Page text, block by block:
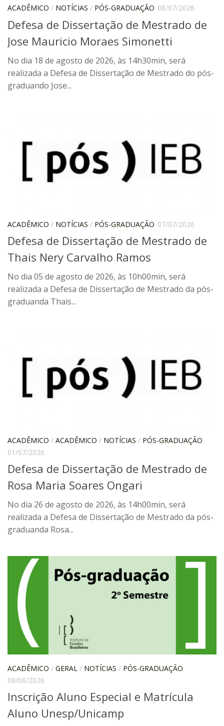
Moraes Silva
Educação em Fronteiras
Plataforma Modernismo
Ver – Anita Malfatti
Sobre a Graduação
Disciplinas
Aluno Especial
ProgramaUSP 60+
Pós-Graduação
Sobre a Pós
Ingresso – Processo Seletivo
Formulários – Requerimentos
Matrícula
Auxílio Financeiro
Exame de Qualificação
Orientadores / Credenciamentos
Credenciamento / Recredenciamento de Orientador
Notícias da Pós
Aluno Especial
Disciplinas de Pós-Graduação
1° semestre
Informações aos Alunos
Docentes
Podcast
IEBinário
IEB Minecraft
Hackathon e Edit-a-thon
ACADÊMICO / NOTÍCIAS / PÓS-GRADUAÇÃO 08/07/2026
Defesa de Dissertação de Mestrado de
Jose Mauricio Moraes Simonetti
No dia 18 de agosto de 2026, às 14h30min, será
realizada a Defesa de Dissertação de Mestrado do pós-
graduando Jose...
ACADÊMICO / NOTÍCIAS / PÓS-GRADUAÇÃO 07/07/2026
Defesa de Dissertação de Mestrado de
Thais Nery Carvalho Ramos
No dia 05 de agosto de 2026, às 10h00min, será
realizada a Defesa de Dissertação de Mestrado da pós-
graduanda Thais...
ACADÊMICO / ACADÊMICO / NOTÍCIAS / PÓS-GRADUAÇÃO
01/07/2026
Defesa de Dissertação de Mestrado de
Rosa Maria Soares Ongari
No dia 26 de agosto de 2026, às 14h00min, será
realizada a Defesa de Dissertação de Mestrado da pós-
graduanda Rosa...
ACADÊMICO / GERAL / NOTÍCIAS / PÓS-GRADUAÇÃO
08/06/2026
Inscrição Aluno Especial e Matrícula
Aluno Unesp/Unicamp